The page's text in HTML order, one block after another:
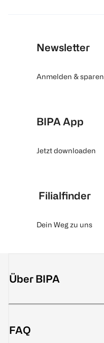
Newsletter
Anmelden & sparen
BIPA App
Jetzt downloaden
Filialfinder
Dein Weg zu uns
Über BIPA
FAQ